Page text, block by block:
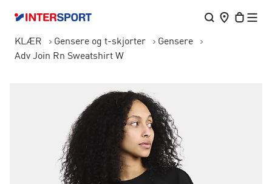
KLÆR Gensere og t-skjorter
Gensere
Adv Join Rn Sweatshirt W